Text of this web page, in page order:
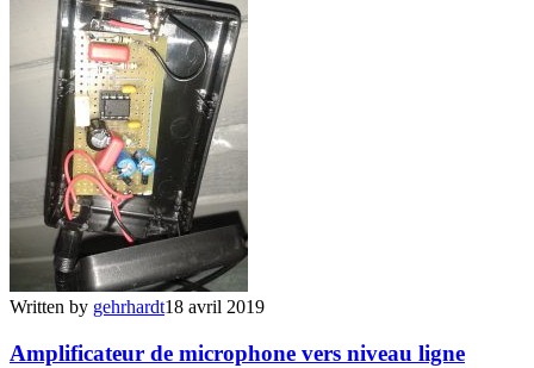
Written by gehrhardt18 avril 2019
Amplificateur de microphone vers niveau ligne